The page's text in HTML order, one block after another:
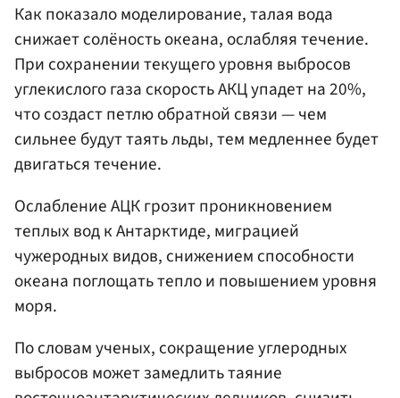
Как показало моделирование, талая вода
снижает солёность океана, ослабляя течение.
При сохранении текущего уровня выбросов
углекислого газа скорость АКЦ упадет на 20%,
что создаст петлю обратной связи — чем
сильнее будут таять льды, тем медленнее будет
двигаться течение.
Ослабление АЦК грозит проникновением
теплых вод к Антарктиде, миграцией
чужеродных видов, снижением способности
океана поглощать тепло и повышением уровня
моря.
По словам ученых, сокращение углеродных
выбросов может замедлить таяние